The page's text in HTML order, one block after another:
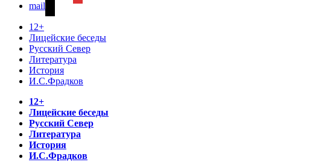
mail
12+
Лицейские беседы
Русский Север
Литература
История
И.С.Фрадков
12+
Лицейские беседы
Русский Север
Литература
История
И.С.Фрадков